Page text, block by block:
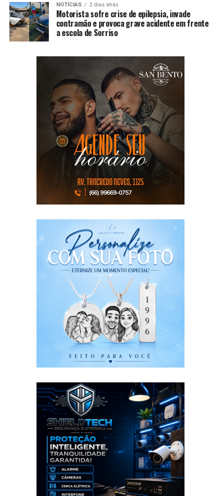
NOTÍCIAS 2 dias atrás
Motorista sofre crise de epilepsia, invade
contramão e provoca grave acidente em frente
a escola de Sorriso